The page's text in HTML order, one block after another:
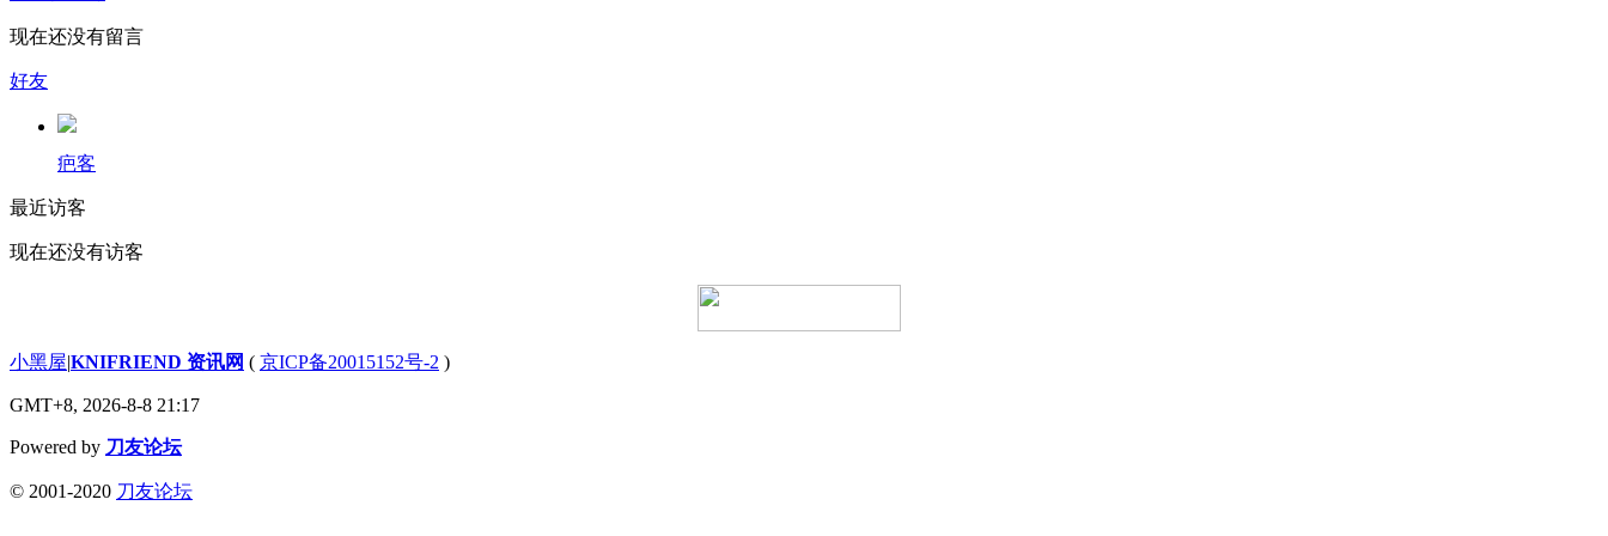
现在还没有留言
好友
疤客
最近访客
现在还没有访客
小黑屋|KNIFRIEND 资讯网 ( 京ICP备20015152号-2 )
GMT+8, 2026-8-8 21:17
Powered by 刀友论坛
© 2001-2020 刀友论坛